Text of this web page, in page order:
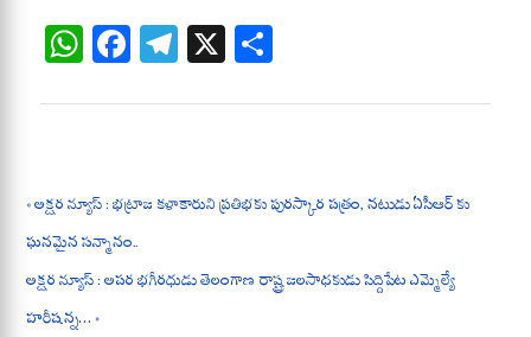
W
ha
ts
pp
Fa
ce
bo
Te
le
gr
m
X ha
re
« అక్షర న్యూస్ : భట్రాజ కళాకారుని ప్రతిభకు పురస్కార పత్రం, నటుడు ఏసీఆర్ కు
ఘనమైన సన్మానం..
అక్షర న్యూస్ : అపర భగీరధుడు తెలంగాణ రాష్ట్ర జలసాధకుడు సిద్దిపేట ఎమ్మెల్యే
హరీషన్న… »